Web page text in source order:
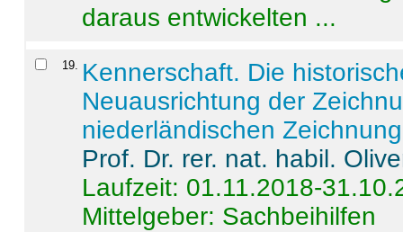
daraus entwickelten ...
19
Kennerschaft. Die
Neuausrichtung der
niederländischen
Prof. Dr. rer. nat. habil.
Laufzeit: 01.11.2018-
Mittelgeber: Sachbeihilfen